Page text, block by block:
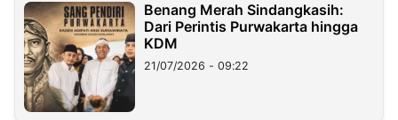
Benang Merah Sindangkasih:
Dari Perintis Purwakarta hingga
KDM
21/07/2026 - 09:22